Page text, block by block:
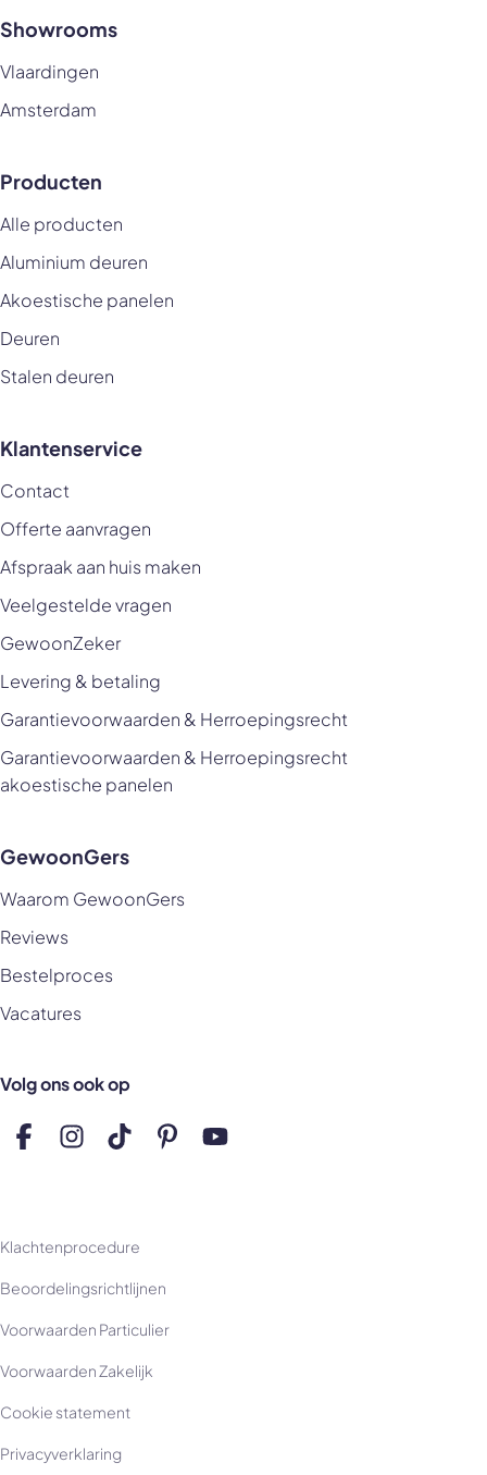
Showrooms
Vlaardingen
Amsterdam
Producten
Alle producten
Aluminium deuren
Akoestische panelen
Deuren
Stalen deuren
Klantenservice
Contact
Offerte aanvragen
Afspraak aan huis maken
Veelgestelde vragen
GewoonZeker
Levering & betaling
Garantievoorwaarden & Herroepingsrecht
Garantievoorwaarden & Herroepingsrecht
akoestische panelen
GewoonGers
Waarom GewoonGers
Reviews
Bestelproces
Vacatures
Volg ons ook op
Volg ons op Facebook
Volg ons op Instagram
Volg ons op TikTok
Volg ons op Pinterest
Volg ons op YouTube
Klachtenprocedure
Beoordelingsrichtlijnen
Voorwaarden Particulier
Voorwaarden Zakelijk
Cookie statement
Privacyverklaring